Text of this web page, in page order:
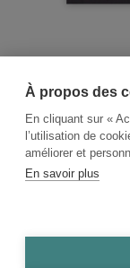
À propos des
En cliquant sur «
l’utilisation de
améliorer et
En savoir plus